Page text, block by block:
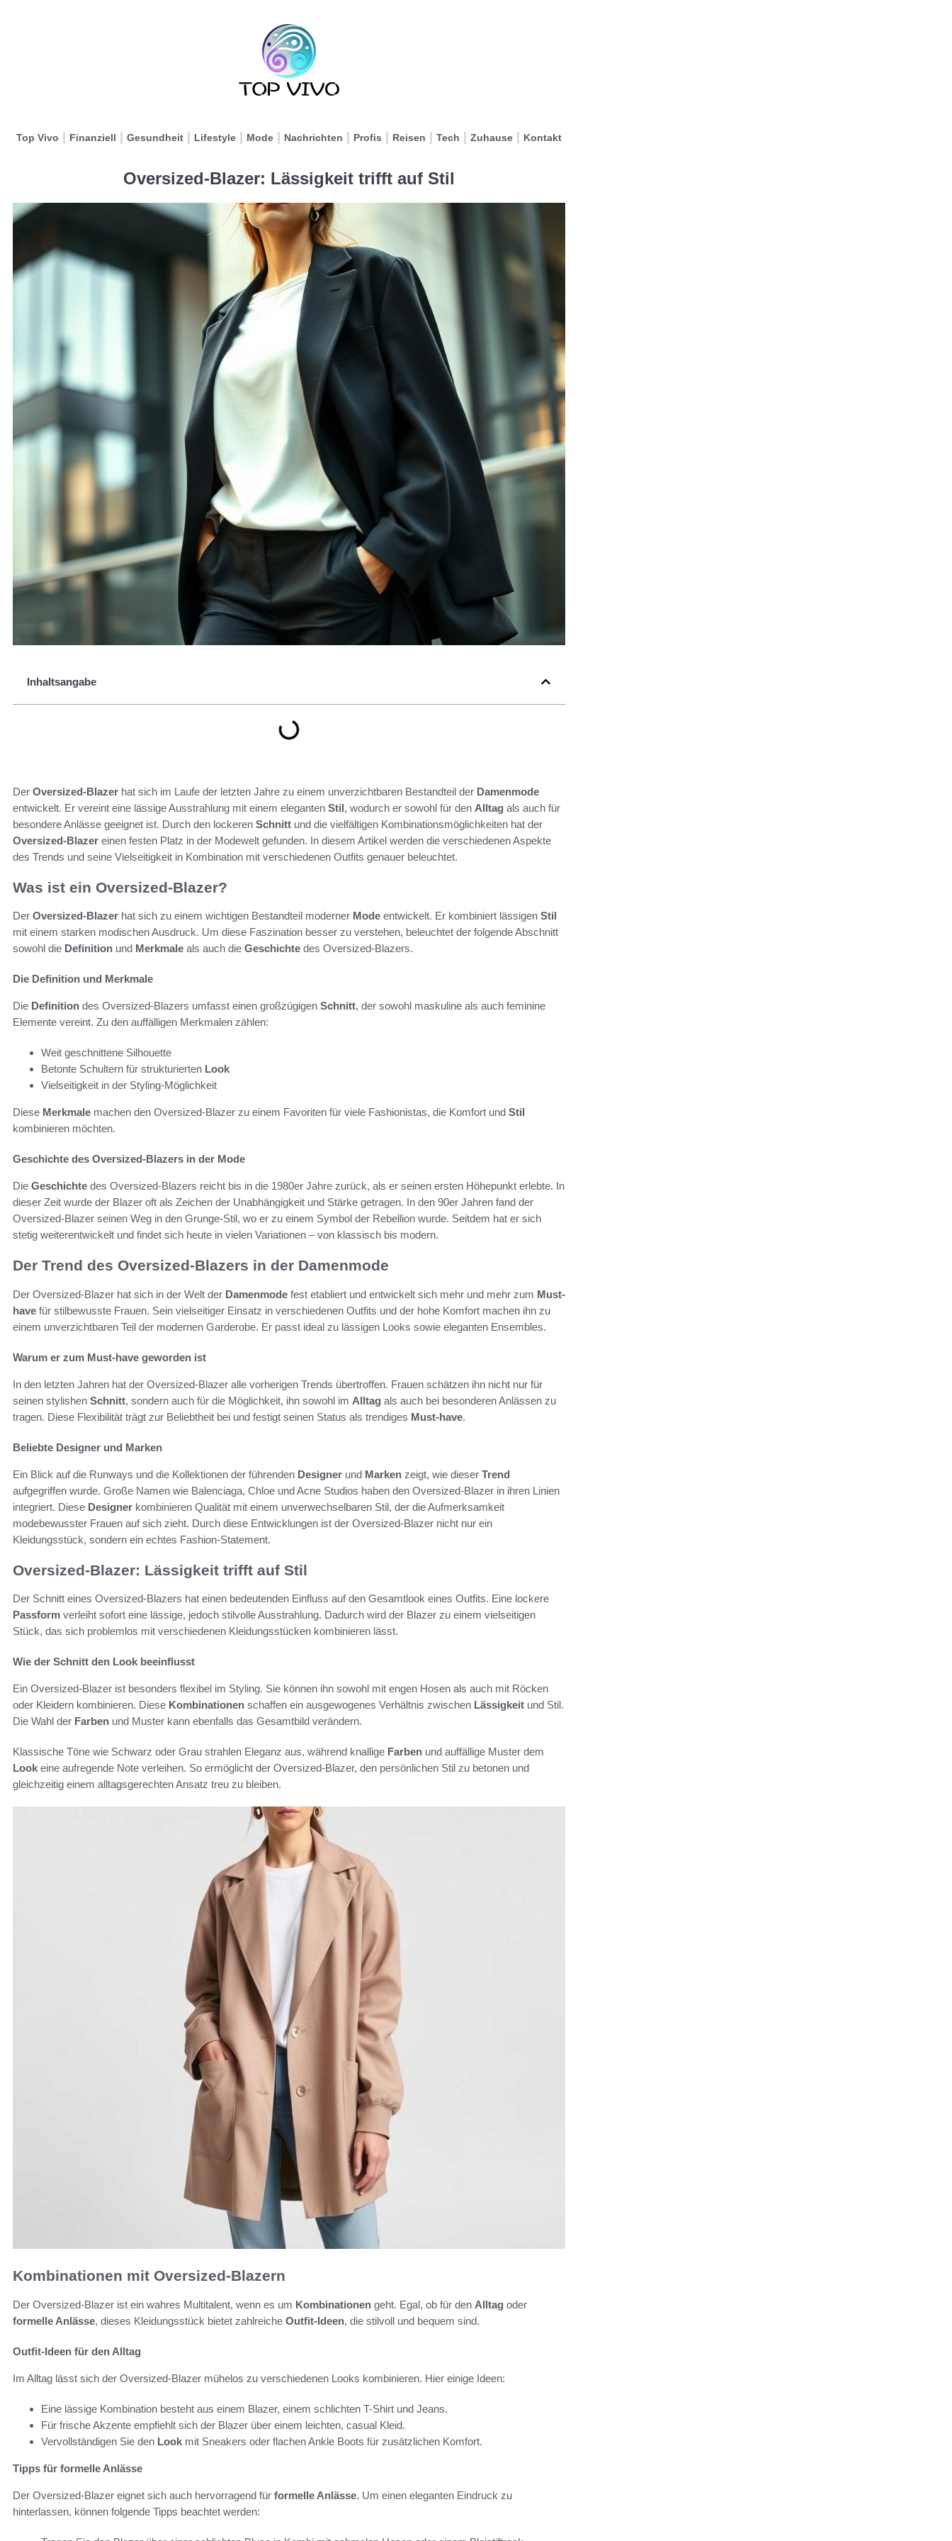
Top Vivo Finanziell Gesundheit Lifestyle Mode Nachrichten Profis Reisen Tech Zuhause Kontakt
Oversized-Blazer: Lässigkeit trifft auf Stil
Inhaltsangabe
Der Oversized-Blazer hat sich im Laufe der letzten Jahre zu einem unverzichtbaren Bestandteil der Damenmode
entwickelt. Er vereint eine lässige Ausstrahlung mit einem eleganten Stil, wodurch er sowohl für den Alltag als auch für
besondere Anlässe geeignet ist. Durch den lockeren Schnitt und die vielfältigen Kombinationsmöglichkeiten hat der
Oversized-Blazer einen festen Platz in der Modewelt gefunden. In diesem Artikel werden die verschiedenen Aspekte
des Trends und seine Vielseitigkeit in Kombination mit verschiedenen Outfits genauer beleuchtet.
Was ist ein Oversized-Blazer?
Der Oversized-Blazer hat sich zu einem wichtigen Bestandteil moderner Mode entwickelt. Er kombiniert lässigen Stil
mit einem starken modischen Ausdruck. Um diese Faszination besser zu verstehen, beleuchtet der folgende Abschnitt
sowohl die Definition und Merkmale als auch die Geschichte des Oversized-Blazers.
Die Definition und Merkmale
Die Definition des Oversized-Blazers umfasst einen großzügigen Schnitt, der sowohl maskuline als auch feminine
Elemente vereint. Zu den auffälligen Merkmalen zählen:
Weit geschnittene Silhouette
Betonte Schultern für strukturierten Look
Vielseitigkeit in der Styling-Möglichkeit
Diese Merkmale machen den Oversized-Blazer zu einem Favoriten für viele Fashionistas, die Komfort und Stil
kombinieren möchten.
Geschichte des Oversized-Blazers in der Mode
Die Geschichte des Oversized-Blazers reicht bis in die 1980er Jahre zurück, als er seinen ersten Höhepunkt erlebte. In
dieser Zeit wurde der Blazer oft als Zeichen der Unabhängigkeit und Stärke getragen. In den 90er Jahren fand der
Oversized-Blazer seinen Weg in den Grunge-Stil, wo er zu einem Symbol der Rebellion wurde. Seitdem hat er sich
stetig weiterentwickelt und findet sich heute in vielen Variationen – von klassisch bis modern.
Der Trend des Oversized-Blazers in der Damenmode
Der Oversized-Blazer hat sich in der Welt der Damenmode fest etabliert und entwickelt sich mehr und mehr zum Must-
have für stilbewusste Frauen. Sein vielseitiger Einsatz in verschiedenen Outfits und der hohe Komfort machen ihn zu
einem unverzichtbaren Teil der modernen Garderobe. Er passt ideal zu lässigen Looks sowie eleganten Ensembles.
Warum er zum Must-have geworden ist
In den letzten Jahren hat der Oversized-Blazer alle vorherigen Trends übertroffen. Frauen schätzen ihn nicht nur für
seinen stylishen Schnitt, sondern auch für die Möglichkeit, ihn sowohl im Alltag als auch bei besonderen Anlässen zu
tragen. Diese Flexibilität trägt zur Beliebtheit bei und festigt seinen Status als trendiges Must-have.
Beliebte Designer und Marken
Ein Blick auf die Runways und die Kollektionen der führenden Designer und Marken zeigt, wie dieser Trend
aufgegriffen wurde. Große Namen wie Balenciaga, Chloe und Acne Studios haben den Oversized-Blazer in ihren Linien
integriert. Diese Designer kombinieren Qualität mit einem unverwechselbaren Stil, der die Aufmerksamkeit
modebewusster Frauen auf sich zieht. Durch diese Entwicklungen ist der Oversized-Blazer nicht nur ein
Kleidungsstück, sondern ein echtes Fashion-Statement.
Oversized-Blazer: Lässigkeit trifft auf Stil
Der Schnitt eines Oversized-Blazers hat einen bedeutenden Einfluss auf den Gesamtlook eines Outfits. Eine lockere
Passform verleiht sofort eine lässige, jedoch stilvolle Ausstrahlung. Dadurch wird der Blazer zu einem vielseitigen
Stück, das sich problemlos mit verschiedenen Kleidungsstücken kombinieren lässt.
Wie der Schnitt den Look beeinflusst
Ein Oversized-Blazer ist besonders flexibel im Styling. Sie können ihn sowohl mit engen Hosen als auch mit Röcken
oder Kleidern kombinieren. Diese Kombinationen schaffen ein ausgewogenes Verhältnis zwischen Lässigkeit und Stil.
Die Wahl der Farben und Muster kann ebenfalls das Gesamtbild verändern.
Klassische Töne wie Schwarz oder Grau strahlen Eleganz aus, während knallige Farben und auffällige Muster dem
Look eine aufregende Note verleihen. So ermöglicht der Oversized-Blazer, den persönlichen Stil zu betonen und
gleichzeitig einem alltagsgerechten Ansatz treu zu bleiben.
Kombinationen mit Oversized-Blazern
Der Oversized-Blazer ist ein wahres Multitalent, wenn es um Kombinationen geht. Egal, ob für den Alltag oder
formelle Anlässe, dieses Kleidungsstück bietet zahlreiche Outfit-Ideen, die stilvoll und bequem sind.
Outfit-Ideen für den Alltag
Im Alltag lässt sich der Oversized-Blazer mühelos zu verschiedenen Looks kombinieren. Hier einige Ideen:
Eine lässige Kombination besteht aus einem Blazer, einem schlichten T-Shirt und Jeans.
Für frische Akzente empfiehlt sich der Blazer über einem leichten, casual Kleid.
Vervollständigen Sie den Look mit Sneakers oder flachen Ankle Boots für zusätzlichen Komfort.
Tipps für formelle Anlässe
Der Oversized-Blazer eignet sich auch hervorragend für formelle Anlässe. Um einen eleganten Eindruck zu
hinterlassen, können folgende Tipps beachtet werden: